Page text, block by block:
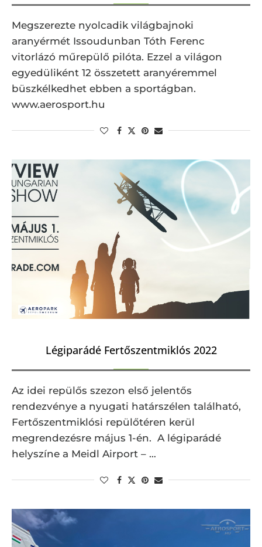
Megszerezte nyolcadik világbajnoki
aranyérmét Issoudunban Tóth Ferenc
vitorlázó műrepülő pilóta. Ezzel a világon
egyedüliként 12 összetett aranyéremmel
büszkélkedhet ebben a sportágban.
www.aerosport.hu
Légiparádé Fertőszentmiklós 2022
Az idei repülős szezon első jelentős
rendezvénye a nyugati határszélen található,
Fertőszentmiklósi repülőtéren kerül
megrendezésre május 1-én. A légiparádé
helyszíne a Meidl Airport – …